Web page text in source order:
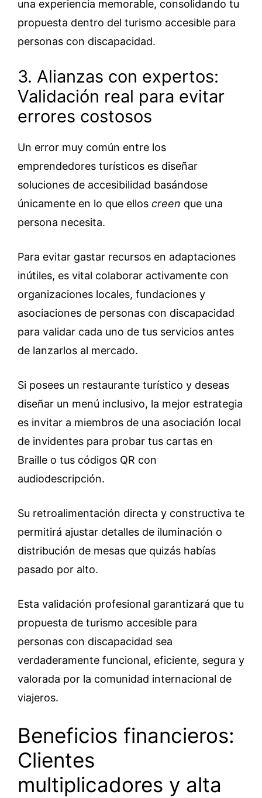
una experiencia memorable, consolidando tu
propuesta dentro del turismo accesible para
personas con discapacidad.
3. Alianzas con expertos:
Validación real para evitar
errores costosos
Un error muy común entre los
emprendedores turísticos es diseñar
soluciones de accesibilidad basándose
únicamente en lo que ellos creen que una
persona necesita.
Para evitar gastar recursos en adaptaciones
inútiles, es vital colaborar activamente con
organizaciones locales, fundaciones y
asociaciones de personas con discapacidad
para validar cada uno de tus servicios antes
de lanzarlos al mercado.
Si posees un restaurante turístico y deseas
diseñar un menú inclusivo, la mejor estrategia
es invitar a miembros de una asociación local
de invidentes para probar tus cartas en
Braille o tus códigos QR con
audiodescripción.
Su retroalimentación directa y constructiva te
permitirá ajustar detalles de iluminación o
distribución de mesas que quizás habías
pasado por alto.
Esta validación profesional garantizará que tu
propuesta de turismo accesible para
personas con discapacidad sea
verdaderamente funcional, eficiente, segura y
valorada por la comunidad internacional de
viajeros.
Beneficios financieros:
Clientes
multiplicadores y alta